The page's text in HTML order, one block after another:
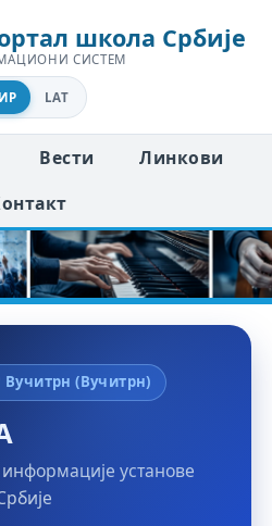
школа Србије
СИСТЕМ
LAT
Вести
Линкови
Вучитрн (Вучитрн)
информације установе